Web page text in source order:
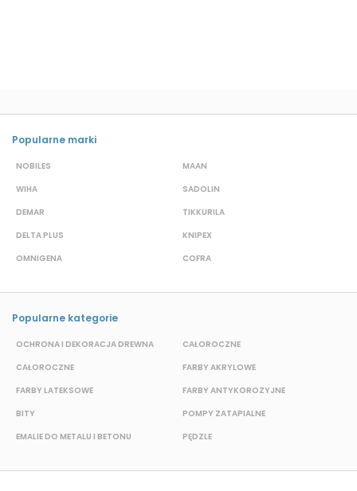
Popularne marki
NOBILES
WIHA
DEMAR
DELTA PLUS
OMNIGENA
MAAN
SADOLIN
TIKKURILA
KNIPEX
COFRA
Popularne kategorie
OCHRONA I DEKORACJA DREWNA
CAŁOROCZNE
FARBY LATEKSOWE
BITY
EMALIE DO METALU I BETONU
CAŁOROCZNE
FARBY AKRYLOWE
FARBY ANTYKOROZYJNE
POMPY ZATAPIALNE
PĘDZLE